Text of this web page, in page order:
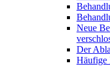
Neue
Der
Häufige